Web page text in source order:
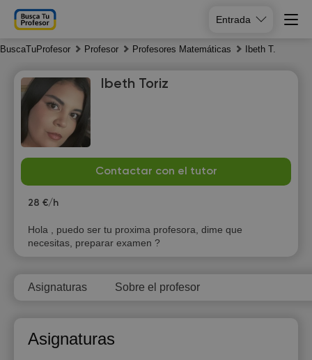
Entrada
BuscaTuProfesor Profesor Profesores Matemáticas Ibeth T.
Ibeth Toriz
Contactar con el tutor
28 €/h
Hola , puedo ser tu proxima profesora, dime que
necesitas, preparar examen ?
Asignaturas Sobre el profesor
Asignaturas
6
Fr
7
Sa
8
9
10:30 10:30